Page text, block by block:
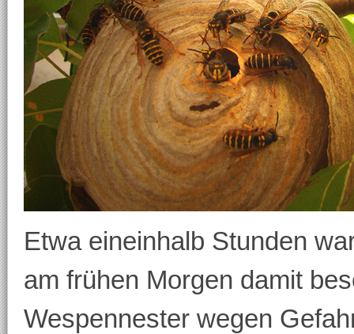
Etwa eineinhalb Stunden
am frühen Morgen damit
Wespennester wegen